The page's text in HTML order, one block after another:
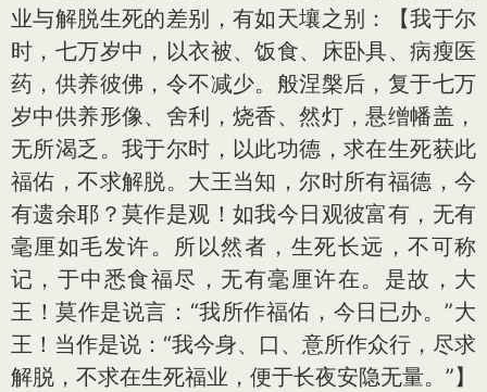
业与解脱生死的差别，有如天壤之别：【我于尔
时，七万岁中，以衣被、饭食、床卧具、病瘦医
药，供养彼佛，令不减少。般涅槃后，复于七万
岁中供养形像、舍利，烧香、然灯，悬缯幡盖，
无所渴乏。我于尔时，以此功德，求在生死获此
福佑，不求解脱。大王当知，尔时所有福德，今
有遗余耶？莫作是观！如我今日观彼富有，无有
毫厘如毛发许。所以然者，生死长远，不可称
记，于中悉食福尽，无有毫厘许在。是故，大
王！莫作是说言：“我所作福佑，今日已办。”大
王！当作是说：“我今身、口、意所作众行，尽求
解脱，不求在生死福业，便于长夜安隐无量。”】